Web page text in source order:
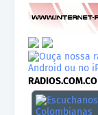
RADIOS.COM.CO